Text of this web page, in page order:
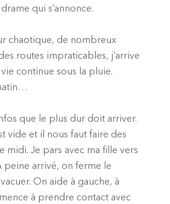
qui s’annonce.
chaotique, de nombreux
routes impraticables, j’arrive
vie continue sous la pluie.
que le plus dur doit arriver.
vide et il nous faut faire des
midi. Je pars avec ma fille vers
peine arrivé, on ferme le
On aide à gauche, à
à prendre contact avec